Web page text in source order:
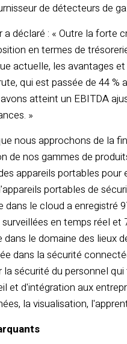
de détecteurs de
a déclaré : « Outre la forte
en termes de
actuelle, les avantages
qui est passée de 44
atteint un EBITDA
»
nous approchons de la
de nos gammes de
appareils portables pour
portables de
dans le cloud a enregistré
en temps réel
dans le domaine des lieux
dans la sécurité
la sécurité du personnel
et d'intégration aux
la visualisation,